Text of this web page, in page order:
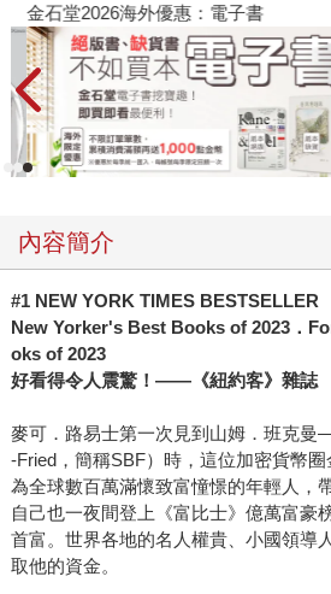
金石堂2026海外優惠：電子書
內容簡介
#1 NEW YORK TIMES BESTSELLER
New Yorker's Best Books of 2023．
oks of 2023
好看得令人震驚！——《紐約客》雜誌
麥可．路易士第一次見到山姆．班克曼
-Fried，簡稱SBF）時，這位加密貨幣圈
為全球數百萬滿懷致富憧憬的年輕人，
自己也一夜間登上《富比士》億萬富豪
首富。世界各地的名人權貴、小國領導
取他的資金。